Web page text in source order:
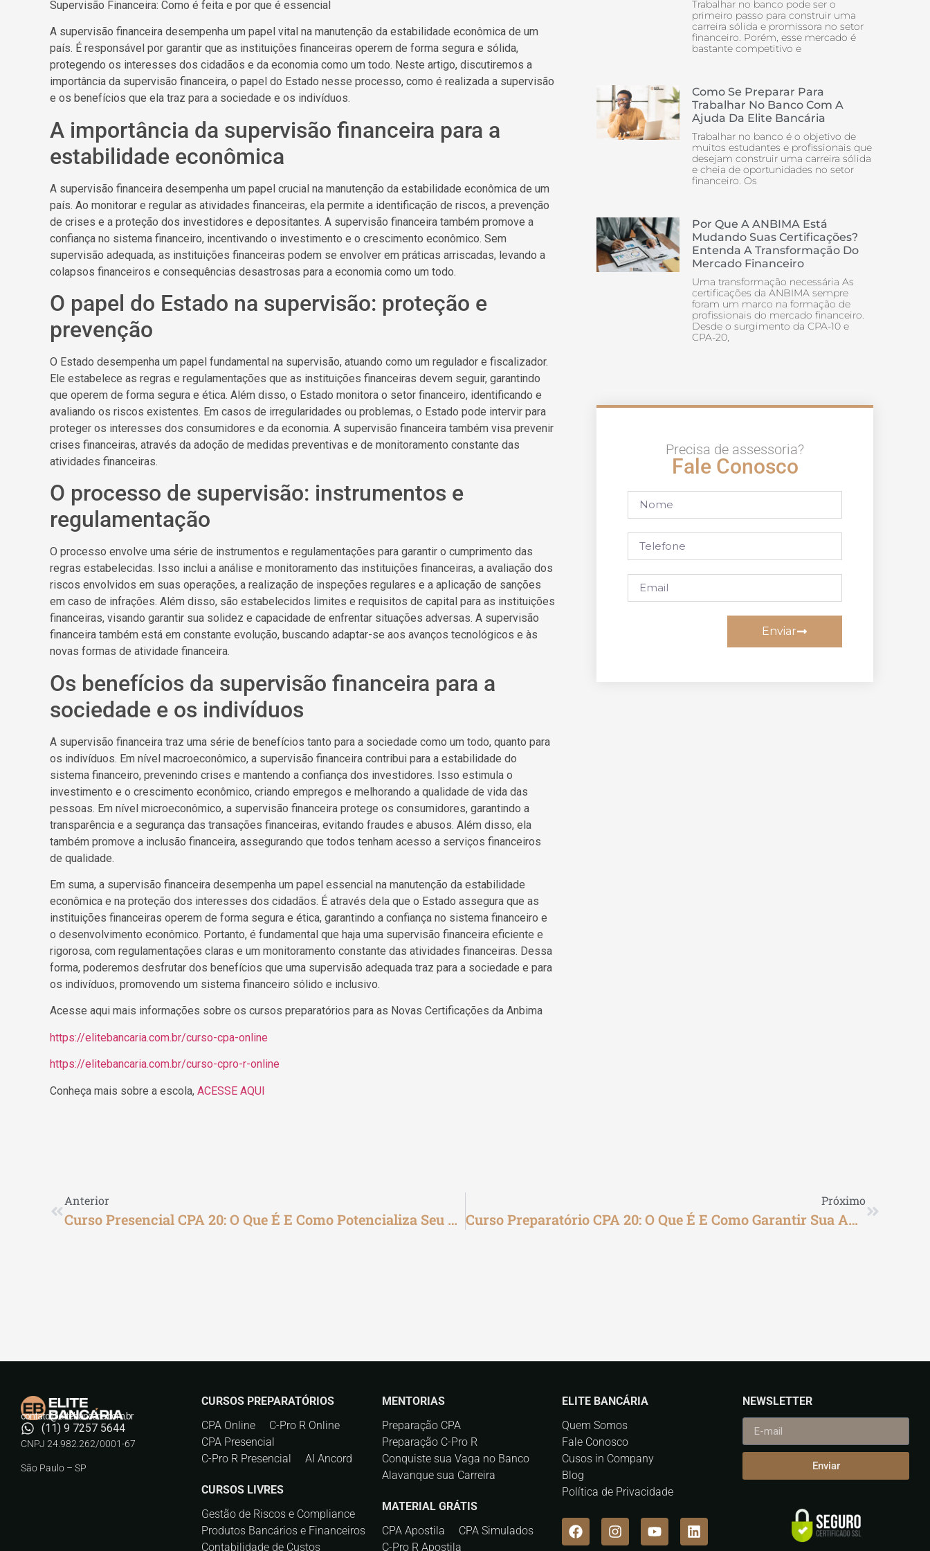
Supervisão Financeira: Como é feita e por que é essencial
A supervisão financeira desempenha um papel vital na manutenção da estabilidade econômica de um
país. É responsável por garantir que as instituições financeiras operem de forma segura e sólida,
protegendo os interesses dos cidadãos e da economia como um todo. Neste artigo, discutiremos a
importância da supervisão financeira, o papel do Estado nesse processo, como é realizada a supervisão
e os benefícios que ela traz para a sociedade e os indivíduos.
A importância da supervisão financeira para a
estabilidade econômica
A supervisão financeira desempenha um papel crucial na manutenção da estabilidade econômica de um
país. Ao monitorar e regular as atividades financeiras, ela permite a identificação de riscos, a prevenção
de crises e a proteção dos investidores e depositantes. A supervisão financeira também promove a
confiança no sistema financeiro, incentivando o investimento e o crescimento econômico. Sem
supervisão adequada, as instituições financeiras podem se envolver em práticas arriscadas, levando a
colapsos financeiros e consequências desastrosas para a economia como um todo.
O papel do Estado na supervisão: proteção e
prevenção
O Estado desempenha um papel fundamental na supervisão, atuando como um regulador e fiscalizador.
Ele estabelece as regras e regulamentações que as instituições financeiras devem seguir, garantindo
que operem de forma segura e ética. Além disso, o Estado monitora o setor financeiro, identificando e
avaliando os riscos existentes. Em casos de irregularidades ou problemas, o Estado pode intervir para
proteger os interesses dos consumidores e da economia. A supervisão financeira também visa prevenir
crises financeiras, através da adoção de medidas preventivas e de monitoramento constante das
atividades financeiras.
O processo de supervisão: instrumentos e
regulamentação
O processo envolve uma série de instrumentos e regulamentações para garantir o cumprimento das
regras estabelecidas. Isso inclui a análise e monitoramento das instituições financeiras, a avaliação dos
riscos envolvidos em suas operações, a realização de inspeções regulares e a aplicação de sanções
em caso de infrações. Além disso, são estabelecidos limites e requisitos de capital para as instituições
financeiras, visando garantir sua solidez e capacidade de enfrentar situações adversas. A supervisão
financeira também está em constante evolução, buscando adaptar-se aos avanços tecnológicos e às
novas formas de atividade financeira.
Os benefícios da supervisão financeira para a
sociedade e os indivíduos
A supervisão financeira traz uma série de benefícios tanto para a sociedade como um todo, quanto para
os indivíduos. Em nível macroeconômico, a supervisão financeira contribui para a estabilidade do
sistema financeiro, prevenindo crises e mantendo a confiança dos investidores. Isso estimula o
investimento e o crescimento econômico, criando empregos e melhorando a qualidade de vida das
pessoas. Em nível microeconômico, a supervisão financeira protege os consumidores, garantindo a
transparência e a segurança das transações financeiras, evitando fraudes e abusos. Além disso, ela
também promove a inclusão financeira, assegurando que todos tenham acesso a serviços financeiros
de qualidade.
Em suma, a supervisão financeira desempenha um papel essencial na manutenção da estabilidade
econômica e na proteção dos interesses dos cidadãos. É através dela que o Estado assegura que as
instituições financeiras operem de forma segura e ética, garantindo a confiança no sistema financeiro e
o desenvolvimento econômico. Portanto, é fundamental que haja uma supervisão financeira eficiente e
rigorosa, com regulamentações claras e um monitoramento constante das atividades financeiras. Dessa
forma, poderemos desfrutar dos benefícios que uma supervisão adequada traz para a sociedade e para
os indivíduos, promovendo um sistema financeiro sólido e inclusivo.
Acesse aqui mais informações sobre os cursos preparatórios para as Novas Certificações da Anbima
https://elitebancaria.com.br/curso-cpa-online
https://elitebancaria.com.br/curso-cpro-r-online
Conheça mais sobre a escola, ACESSE AQUI
Trabalhar no banco pode ser o
primeiro passo para construir uma
carreira sólida e promissora no setor
financeiro. Porém, esse mercado é
bastante competitivo e
Como Se Preparar Para
Trabalhar No Banco Com A
Ajuda Da Elite Bancária
Trabalhar no banco é o objetivo de
muitos estudantes e profissionais que
desejam construir uma carreira sólida
e cheia de oportunidades no setor
financeiro. Os
Por Que A ANBIMA Está
Mudando Suas Certificações?
Entenda A Transformação Do
Mercado Financeiro
Uma transformação necessária As
certificações da ANBIMA sempre
foram um marco na formação de
profissionais do mercado financeiro.
Desde o surgimento da CPA-10 e
CPA-20,
Precisa de assessoria?
Fale Conosco
Enviar
Anterior
Curso Presencial CPA 20: O Que É E Como Potencializa Seu Aprendizado
Próximo
Curso Preparatório CPA 20: O Que É E Como Garantir Sua Aprovação
(11) 9 7257 5644
contato@elitebancaria.com.br
CNPJ 24.982.262/0001-67
São Paulo – SP
CURSOS PREPARATÓRIOS
CPA Online
C-Pro R Online
CPA Presencial
C-Pro R Presencial
AI Ancord
CURSOS LIVRES
Gestão de Riscos e Compliance
Produtos Bancários e Financeiros
Contabilidade de Custos
MENTORIAS
Preparação CPA
Preparação C-Pro R
Conquiste sua Vaga no Banco
Alavanque sua Carreira
MATERIAL GRÁTIS
CPA Apostila
CPA Simulados
C-Pro R Apostila
ELITE BANCÁRIA
Quem Somos
Fale Conosco
Cusos in Company
Blog
Política de Privacidade
NEWSLETTER
Enviar